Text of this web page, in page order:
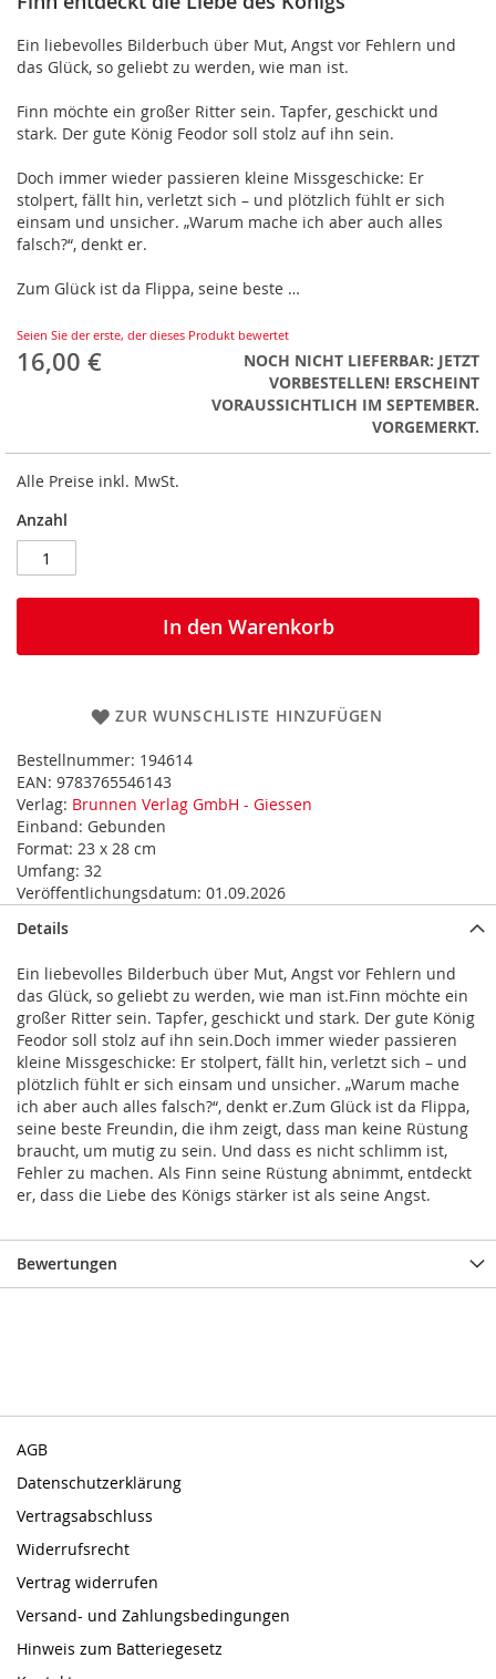
Ein liebevolles Bilderbuch über Mut, Angst vor Fehlern und
das Glück, so geliebt zu werden, wie man ist.
Finn möchte ein großer Ritter sein. Tapfer, geschickt und
stark. Der gute König Feodor soll stolz auf ihn sein.
Doch immer wieder passieren kleine Missgeschicke: Er
stolpert, fällt hin, verletzt sich – und plötzlich fühlt er sich
einsam und unsicher. „Warum mache ich aber auch alles
falsch?“, denkt er.
Zum Glück ist da Flippa, seine beste …
Seien Sie der erste, der dieses Produkt bewertet
16,00 €
NOCH NICHT LIEFERBAR: JETZT
VORBESTELLEN! ERSCHEINT
VORAUSSICHTLICH IM SEPTEMBER.
VORGEMERKT.
Alle Preise inkl. MwSt.
Anzahl
In den Warenkorb
ZUR WUNSCHLISTE HINZUFÜGEN
Bestellnummer: 194614
EAN: 9783765546143
Verlag: Brunnen Verlag GmbH - Giessen
Einband: Gebunden
Format: 23 x 28 cm
Umfang: 32
Veröffentlichungsdatum: 01.09.2026
Bildergalerie
springen
Details
Ein liebevolles Bilderbuch über Mut, Angst vor Fehlern und
das Glück, so geliebt zu werden, wie man ist.Finn möchte ein
großer Ritter sein. Tapfer, geschickt und stark. Der gute König
Feodor soll stolz auf ihn sein.Doch immer wieder passieren
kleine Missgeschicke: Er stolpert, fällt hin, verletzt sich – und
plötzlich fühlt er sich einsam und unsicher. „Warum mache
ich aber auch alles falsch?“, denkt er.Zum Glück ist da Flippa,
seine beste Freundin, die ihm zeigt, dass man keine Rüstung
braucht, um mutig zu sein. Und dass es nicht schlimm ist,
Fehler zu machen. Als Finn seine Rüstung abnimmt, entdeckt
er, dass die Liebe des Königs stärker ist als seine Angst.
Bewertungen
AGB
Datenschutzerklärung
Vertragsabschluss
Widerrufsrecht
Vertrag widerrufen
Versand- und Zahlungsbedingungen
Hinweis zum Batteriegesetz